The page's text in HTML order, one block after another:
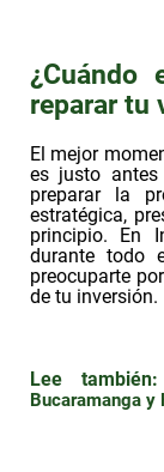
¿Cuándo
reparar tu
El mejor
es justo
preparar la
estratégica,
principio. En
durante todo
preocuparte
de tu inversión.
Lee
Bucaramanga y